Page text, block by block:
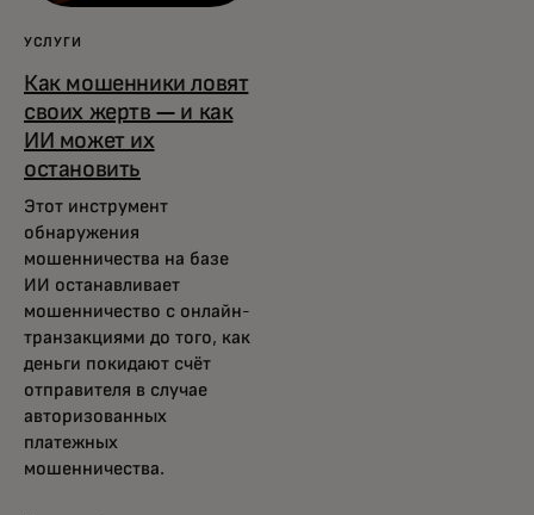
УСЛУГИ
Как мошенники ловят
своих жертв — и как
ИИ может их
остановить
Этот инструмент
обнаружения
мошенничества на базе
ИИ останавливает
мошенничество с онлайн-
транзакциями до того, как
деньги покидают счёт
отправителя в случае
авторизованных
платежных
мошенничества.